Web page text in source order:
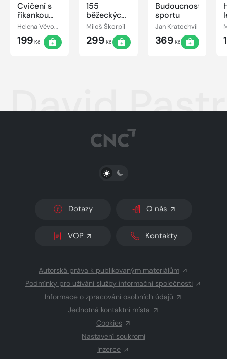
Cvičení s
říkankou
pro malé
děti
Helena Vévodová
199 Kč
155
běžeckých
vychytávek
Miloše
Škorpila
Miloš Škorpil
299 Kč
Budoucnost
sportu
Jan Kratochvíl
369 Kč
David
PŘEPNOUT SVĚTLÝ/TMAVÝ REŽIM
Dotazy O nás
VOP Kontakty
Autorská práva k publikovaným materiálům
Podmínky pro užívání služby informační společnosti
Informace o zpracování osobních údajů
Jednotná kontaktní místa
Cookies
Nastavení soukromí
Inzerce